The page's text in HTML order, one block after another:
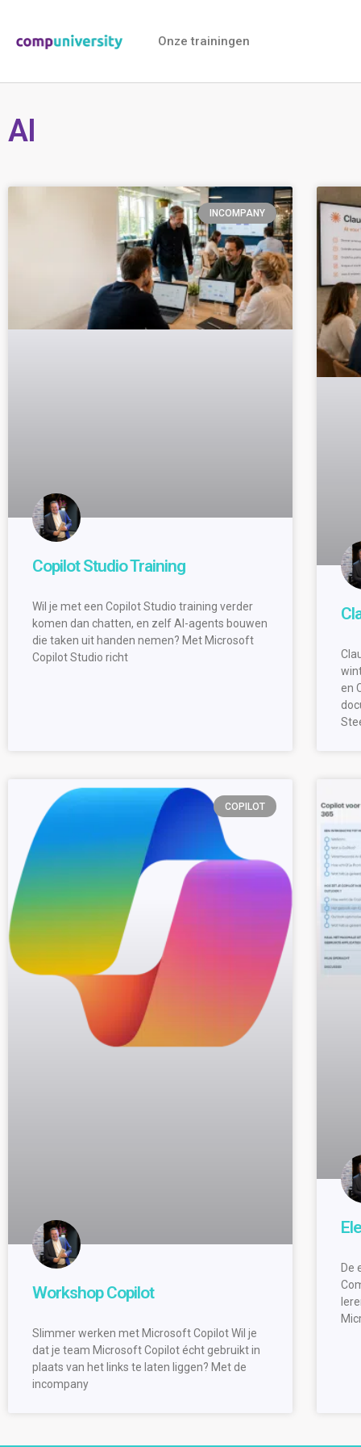
Onze trainingen
AI
INCOMPANY
Copilot Studio Training
Wil je met een Copilot Studio training verder
komen dan chatten, en zelf AI-agents bouwen
die taken uit handen nemen? Met Microsoft
Copilot Studio richt
en
COPILOT
Workshop Copilot
Slimmer werken met Microsoft Copilot Wil je
dat je team Microsoft Copilot écht gebruikt in
plaats van het links te laten liggen? Met de
incompany
De